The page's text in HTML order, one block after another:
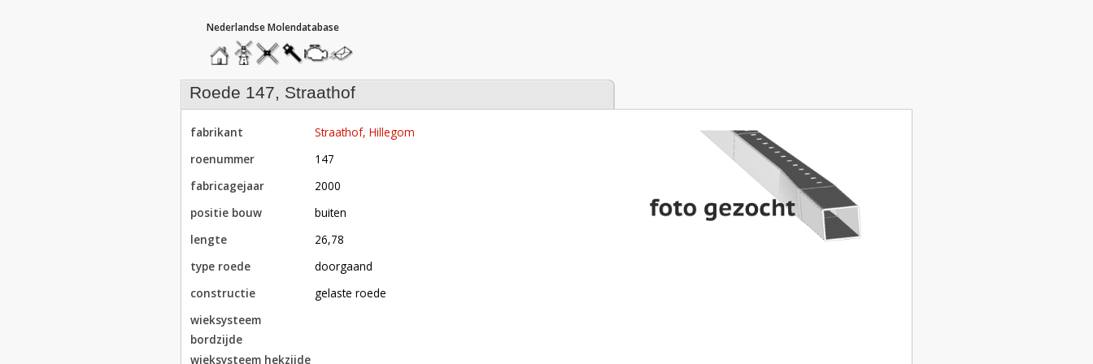
hoofdmenu
homemolendatabase
roedendatabase
assendatabase
motorendatabase
stuur
een
bericht
roede 147, Straathof
fabrikant
Straathof, Hillegom
roenummer
147
fabricagejaar
2000
positie bouw
buiten
lengte
26,78
type roede
doorgaand
constructie
gelaste roede
wieksysteem
bordzijde
wieksysteem hekzijde